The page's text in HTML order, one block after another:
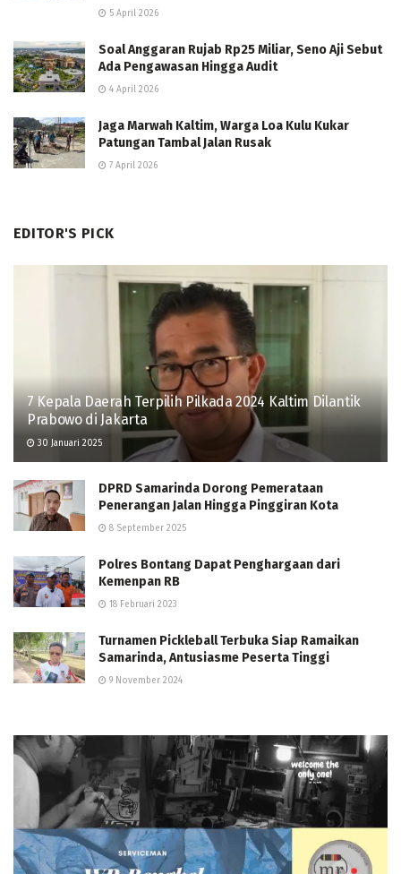
5 April 2026
Soal Anggaran Rujab Rp25 Miliar, Seno Aji Sebut
Ada Pengawasan Hingga Audit
4 April 2026
Jaga Marwah Kaltim, Warga Loa Kulu Kukar
Patungan Tambal Jalan Rusak
7 April 2026
EDITOR'S PICK
7 Kepala Daerah Terpilih Pilkada 2024 Kaltim Dilantik
Prabowo di Jakarta
30 Januari 2025
DPRD Samarinda Dorong Pemerataan
Penerangan Jalan Hingga Pinggiran Kota
8 September 2025
Polres Bontang Dapat Penghargaan dari
Kemenpan RB
18 Februari 2023
Turnamen Pickleball Terbuka Siap Ramaikan
Samarinda, Antusiasme Peserta Tinggi
9 November 2024